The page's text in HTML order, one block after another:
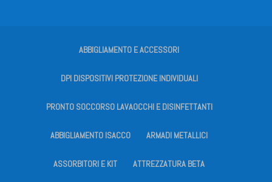
ABBIGLIAMENTO E ACCESSORI
DPI DISPOSITIVI PROTEZIONE INDIVIDUALI
PRONTO SOCCORSO LAVAOCCHI E DISINFETTANTI
ABBIGLIAMENTO ISACCO ARMADI METALLICI
ASSORBITORI E KIT ATTREZZATURA BETA